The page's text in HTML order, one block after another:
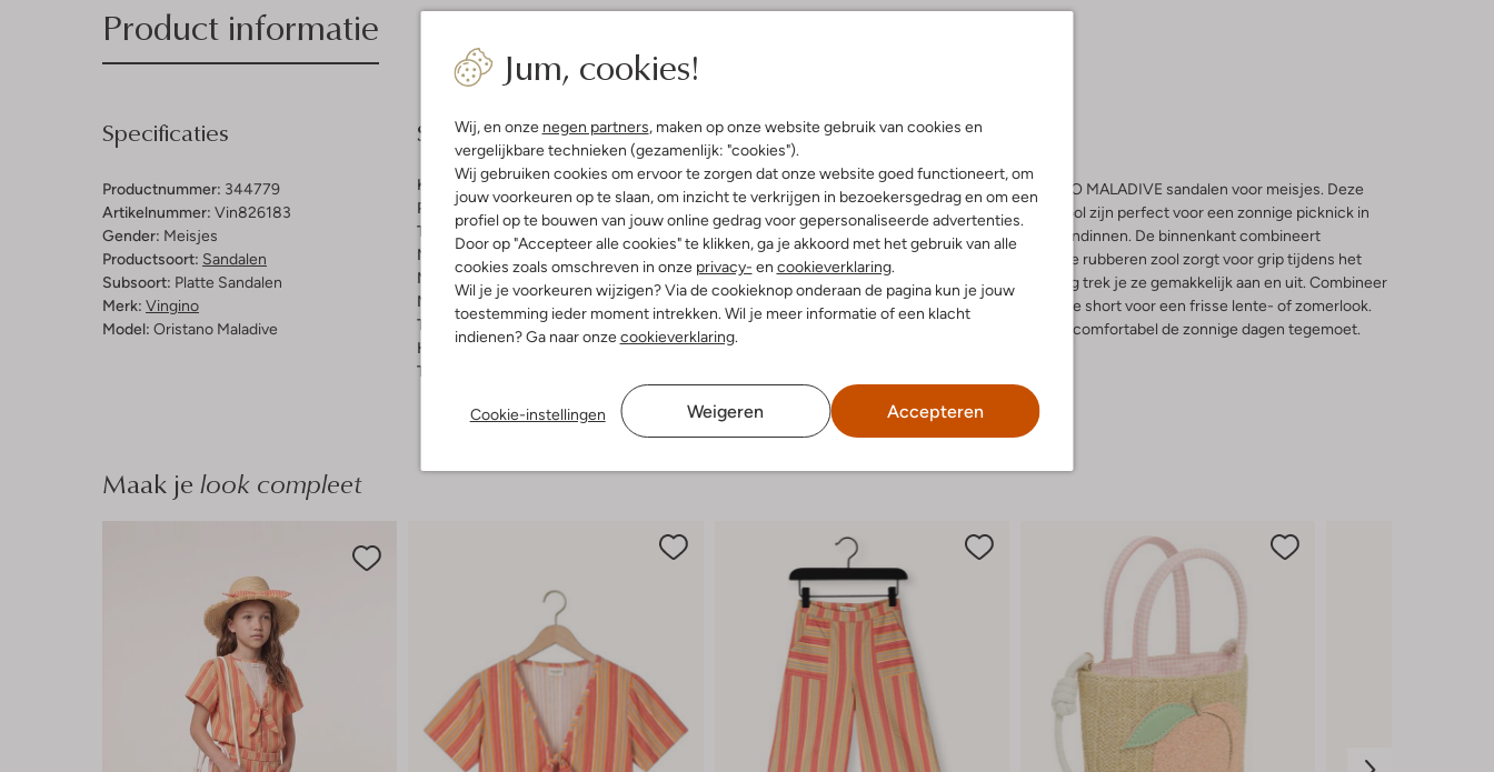
Jum, cookies!
Wij, en onze negen partners, maken op onze website gebruik van cookies en
vergelijkbare technieken (gezamenlijk: "cookies").
Wij gebruiken cookies om ervoor te zorgen dat onze website goed functioneert, om
jouw voorkeuren op te slaan, om inzicht te verkrijgen in bezoekersgedrag en om een
profiel op te bouwen van jouw online gedrag voor gepersonaliseerde advertenties.
Door op "Accepteer alle cookies" te klikken, ga je akkoord met het gebruik van alle
cookies zoals omschreven in onze privacy- en cookieverklaring.
Wil je je voorkeuren wijzigen? Via de cookieknop onderaan de pagina kun je jouw
toestemming ieder moment intrekken. Wil je meer informatie of een klacht
indienen? Ga naar onzecookieverklaring.
Cookie-instellingen Weigeren Accepteren
Product informatie Bezorgen & retourneren
Specificaties
Productnummer: 344779
Artikelnummer: Vin826183
Gender: Meisjes
Productsoort: Sandalen
Subsoort: Platte Sandalen
Merk: Vingino
Model: Oristano Maladive
Samenstelling & Pasvorm
Kleur:
Beige
Print:
Panterprint
Trends: Animal
Materiaal buitenkant:Textiel
Materiaal binnenkant: Textiel, Leer
Materiaal zool: Rubber
Type sluiting: Klittenband
Hakvorm: Plateauzool
Type neus:
Omschrijving
Ontdek de speelse charme van de ORISTANO MALADIVE sandalen voor meisjes. Deze
beige sandalen met ronde neus en plateauzool zijn perfect voor een zonnige picknick in
het park of een middagje ijsjes eten met vriendinnen. De binnenkant combineert
comfortabel leatherlook met textiel, terwijl de rubberen zool zorgt voor grip tijdens het
spelen. Dankzij de handige klittenbandsluiting trek je ze gemakkelijk aan en uit. Combineer
ze met een luchtig zomerjurkje of een vrolijke short voor een frisse lente- of zomerlook.
Met de VINGINO sandalen stap je stijlvol en comfortabel de zonnige dagen tegemoet.
Maak je look compleet